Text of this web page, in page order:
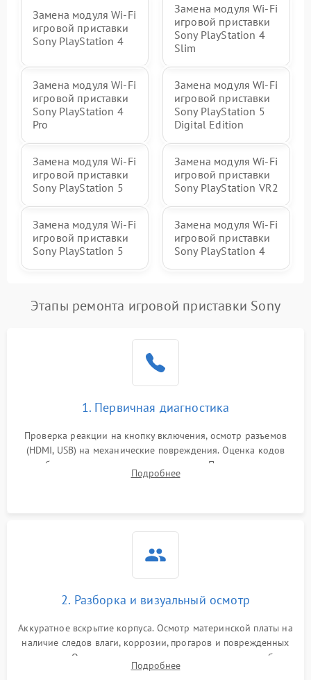
Замена модуля Wi-Fi
игровой приставки
Sony PlayStation 4
Замена модуля Wi-Fi
игровой приставки
Sony PlayStation 4
Slim
Замена модуля Wi-Fi
игровой приставки
Sony PlayStation 4
Pro
Замена модуля Wi-Fi
игровой приставки
Sony PlayStation 5
Digital Edition
Замена модуля Wi-Fi
игровой приставки
Sony PlayStation 5
Замена модуля Wi-Fi
игровой приставки
Sony PlayStation VR2
Замена модуля Wi-Fi
игровой приставки
Sony PlayStation 5
Замена модуля Wi-Fi
игровой приставки
Sony PlayStation 4
Этапы ремонта игровой приставки Sony
1. Первичная диагностика
Проверка реакции на кнопку включения, осмотр разъемов
(HDMI, USB) на механические повреждения. Оценка кодов
ошибок на экране или по индикаторам. Проверка чтения
дисков, работы геймпадов и наличия гарантийных пломб.
Подробнее
2. Разборка и визуальный осмотр
Аккуратное вскрытие корпуса. Осмотр материнской платы на
наличие следов влаги, коррозии, прогаров и поврежденных
элементов. Оценка состояния системы охлаждения, турбины
кулера и степени загрязнения радиатора пылью.
Подробнее